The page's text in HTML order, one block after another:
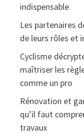
indispensable
Les partenaires
de leurs rôles et
Cyclisme
maîtriser les
comme un pro
Rénovation et
qu’il faut
travaux